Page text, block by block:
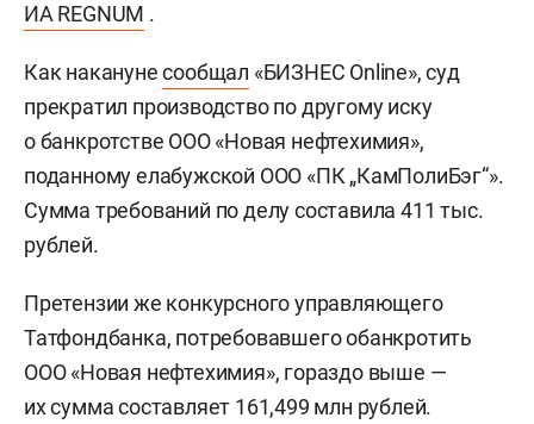
ИА REGNUM .
Как наканунесообщал «БИЗНЕС Online», суд
прекратил производство по другому иску
о банкротстве ООО «Новая нефтехимия»,
поданному елабужской ООО «ПК „КамПолиБэг“».
Сумма требований по делу составила 411 тыс.
рублей.
Претензии же конкурсного управляющего
Татфондбанка, потребовавшего обанкротить
ООО «Новая нефтехимия», гораздо выше —
их сумма составляет 161,499 млн рублей.